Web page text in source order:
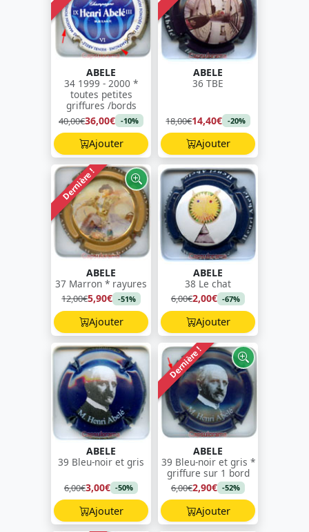
ABELE
34 1999 - 2000 *
toutes petites
griffures /bords
40,00€36,00€ -10%
Ajouter
ABELE
36 TBE
18,00€14,40€ -20%
Ajouter
Dernière !
ABELE
37 Marron * rayures
12,00€5,90€ -51%
Ajouter
ABELE
38 Le chat
6,00€2,00€ -67%
Ajouter
ABELE
39 Bleu-noir et gris
6,00€3,00€ -50%
Ajouter
Dernière !
ABELE
39 Bleu-noir et gris *
griffure sur 1 bord
6,00€2,90€ -52%
Ajouter